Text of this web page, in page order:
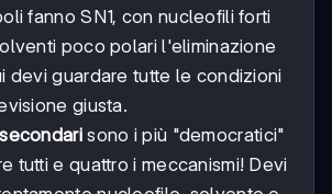
fanno SN1, con nucleofili forti
poco polari l'eliminazione
devi guardare tutte le condizioni
giusta.
sono i più "democratici"
tutti e quattro i meccanismi! Devi